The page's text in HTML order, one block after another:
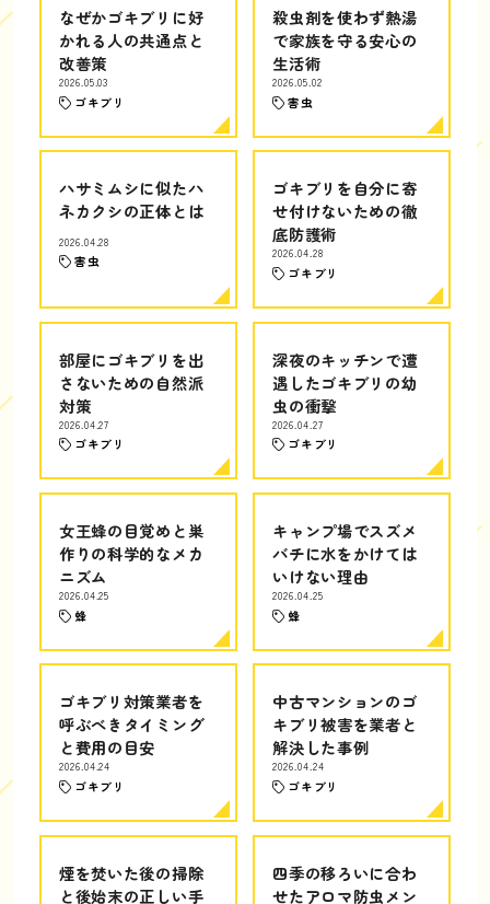
なぜかゴキブリに好
かれる人の共通点と
改善策
2026.05.03
ゴキブリ
殺虫剤を使わず熱湯
で家族を守る安心の
生活術
2026.05.02
害虫
ハサミムシに似たハ
ネカクシの正体とは
2026.04.28
害虫
ゴキブリを自分に寄
せ付けないための徹
底防護術
2026.04.28
ゴキブリ
部屋にゴキブリを出
さないための自然派
対策
2026.04.27
ゴキブリ
深夜のキッチンで遭
遇したゴキブリの幼
虫の衝撃
2026.04.27
ゴキブリ
女王蜂の目覚めと巣
作りの科学的なメカ
ニズム
2026.04.25
蜂
キャンプ場でスズメ
バチに水をかけては
いけない理由
2026.04.25
蜂
ゴキブリ対策業者を
呼ぶべきタイミング
と費用の目安
2026.04.24
ゴキブリ
中古マンションのゴ
キブリ被害を業者と
解決した事例
2026.04.24
ゴキブリ
煙を焚いた後の掃除
と後始末の正しい手
四季の移ろいに合わ
せたアロマ防虫メン